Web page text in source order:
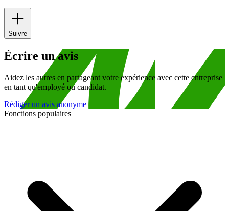
Suivre
Écrire un avis
Aidez les autres en partageant votre expérience avec cette entreprise
en tant qu'employé ou candidat.
Rédiger un avis anonyme
Fonctions populaires